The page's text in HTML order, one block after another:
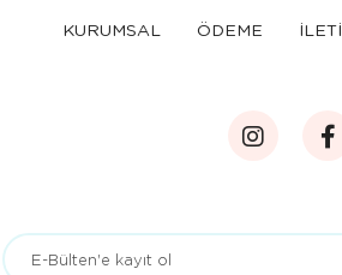
KURUMSAL ÖDEME